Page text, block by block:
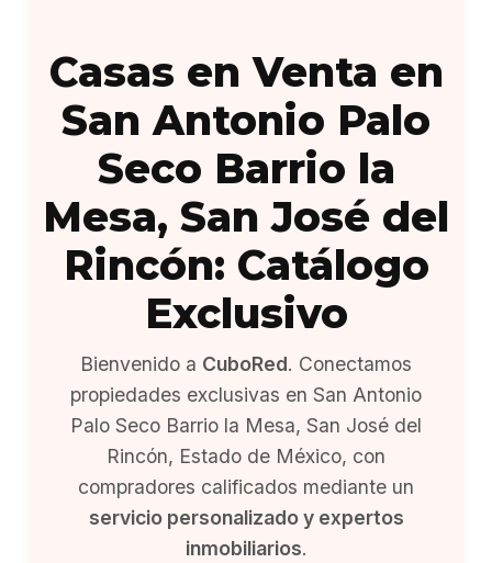
Casas en Venta en
San Antonio Palo
Seco Barrio la
Mesa, San José del
Rincón: Catálogo
Exclusivo
Bienvenido a CuboRed. Conectamos
propiedades exclusivas en San Antonio
Palo Seco Barrio la Mesa, San José del
Rincón, Estado de México, con
compradores calificados mediante un
servicio personalizado y expertos
inmobiliarios.